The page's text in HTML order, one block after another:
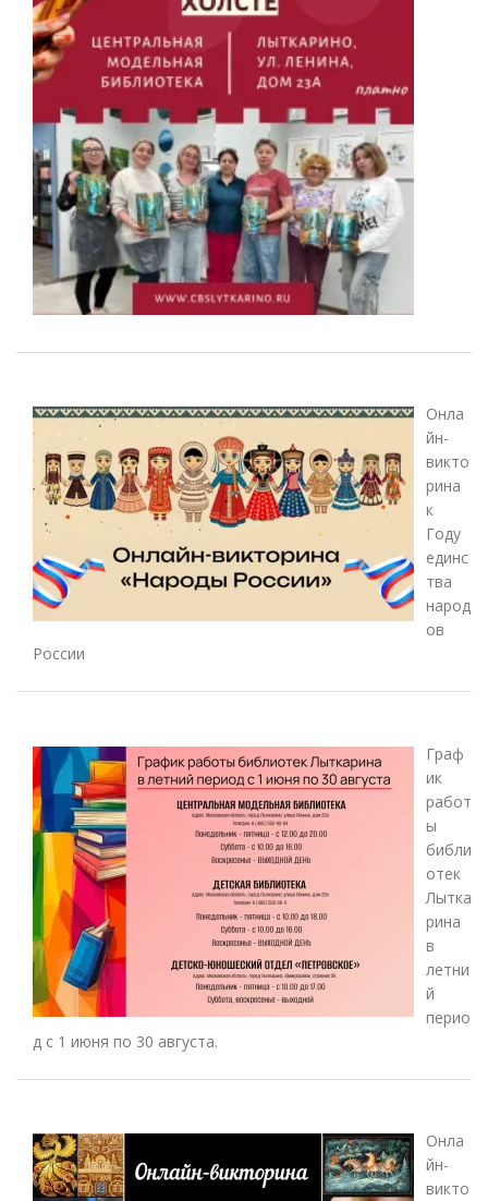
Онла
йн-
викто
рина
к
Году
единс
тва
народ
ов
России
Граф
ик
работ
ы
библи
отек
Лытка
рина
в
летни
й
перио
д с 1 июня по 30 августа.
Онла
йн-
викто